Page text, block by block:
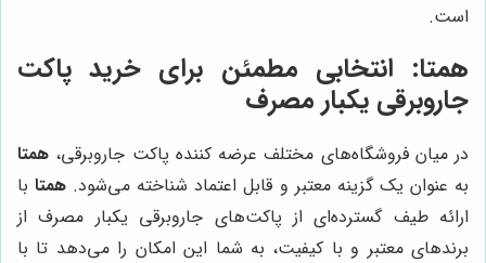
است.
همتا: انتخابی مطمئن برای خرید پاکت
جاروبرقی یکبار مصرف
در میان فروشگاه‌های مختلف عرضه کننده پاکت جاروبرقی، همتا
به عنوان یک گزینه معتبر و قابل اعتماد شناخته می‌شود. همتابا
ارائه طیف گسترده‌ای از پاکت‌های جاروبرقی یکبار مصرف از
برندهای معتبر و با کیفیت، به شما این امکان را می‌دهد تا با